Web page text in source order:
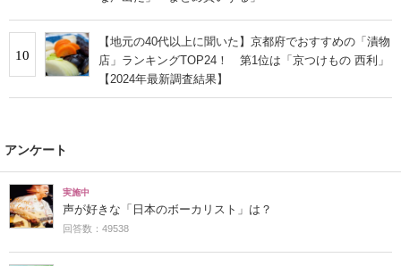
10
【地元の40代以上に聞いた】京都府でおすすめの「漬物
店」ランキングTOP24！ 第1位は「京つけもの 西利」
【2024年最新調査結果】
アンケート
実施中
声が好きな「日本のボーカリスト」は？
回答数：49538